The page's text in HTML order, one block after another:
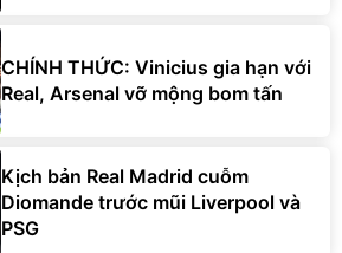
CHÍNH THỨC: Vinicius gia hạn với
Real, Arsenal vỡ mộng bom tấn
Kịch bản Real Madrid cuỗm
Diomande trước mũi Liverpool và
PSG